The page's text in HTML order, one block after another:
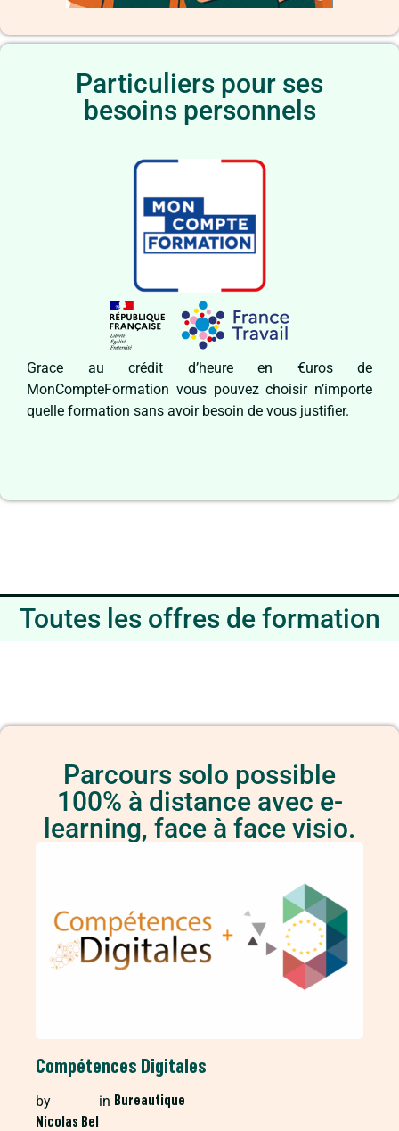
Particuliers pour ses
besoins personnels
Grace au crédit d’heure en €uros de
MonCompteFormation vous pouvez choisir n’importe
quelle formation sans avoir besoin de vous justifier.
Toutes les offres de formation
Parcours solo possible
100% à distance avec e-
learning, face à face visio.
Compétences Digitales
by
Nicolas Bel
in Bureautique